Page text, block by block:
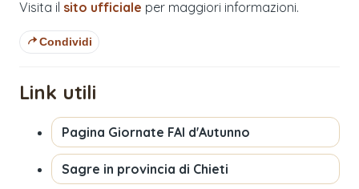
Visita il sito ufficiale per maggiori informazioni.
Condividi
Link utili
Pagina Giornate FAI d'Autunno
Sagre in provincia di Chieti